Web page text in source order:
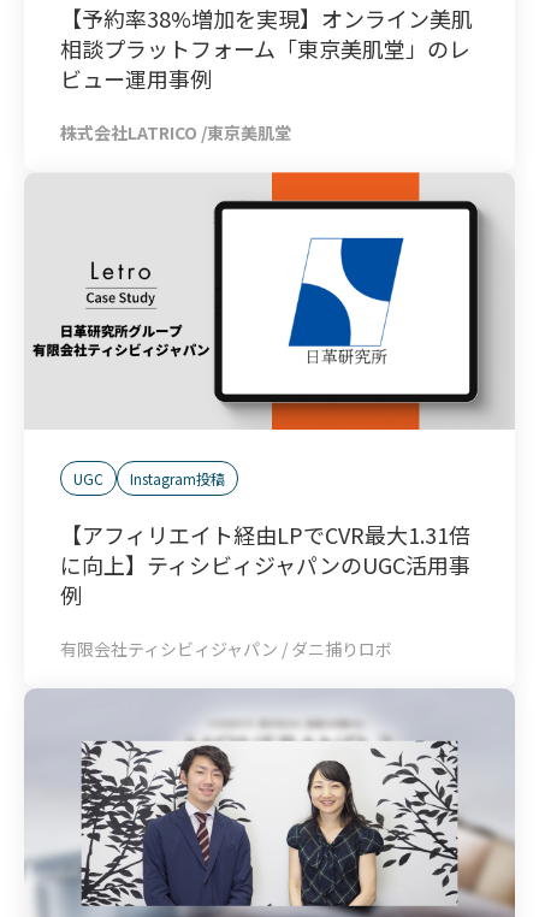
【予約率38%増加を実現】オンライン美肌
相談プラットフォーム「東京美肌堂」のレ
ビュー運用事例
株式会社LATRICO /東京美肌堂
UGC Instagram投稿
【アフィリエイト経由LPでCVR最大1.31倍
に向上】ティシビィジャパンのUGC活用事
例
有限会社ティシビィジャパン / ダニ捕りロボ